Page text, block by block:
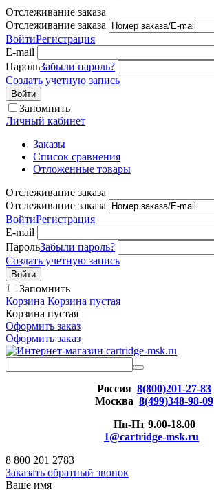
Отслеживание заказа
Отслеживание заказа
ВойтиРегистрация
E-mail
ПарольЗабыли пароль?
Создать учетную запись
Войти
Запомнить
Личный кабинет
Заказы
Список сравнения
Отложенные товары
Отслеживание заказа
Отслеживание заказа
ВойтиРегистрация
E-mail
ПарольЗабыли пароль?
Создать учетную запись
Войти
Запомнить
Корзина Корзина пустая
Корзина пустая
Оформить заказ
Оформить заказ
Россия 8(800)201-27-83
Москва 8(499)348-98-09
Пн-Пт 9.00-18.00
1@cartridge-msk.ru
8 800 201 2783
Заказать обратный звонок
Ваше имя